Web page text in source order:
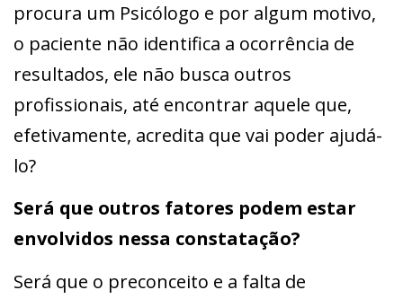
procura um Psicólogo e por algum motivo,
o paciente não identifica a ocorrência de
resultados, ele não busca outros
profissionais, até encontrar aquele que,
efetivamente, acredita que vai poder ajudá-
lo?
Será que outros fatores podem estar
envolvidos nessa constatação?
Será que o preconceito e a falta de